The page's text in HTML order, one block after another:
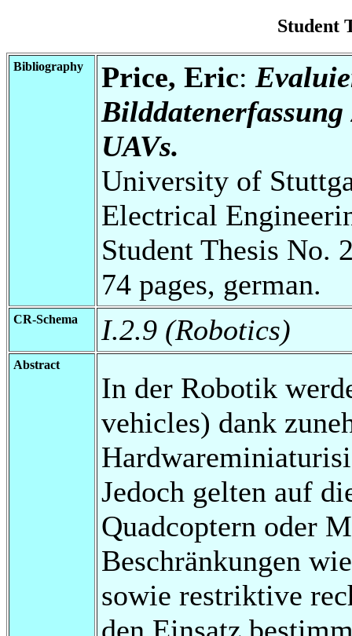
Student
Bibliography Price, Eric:
UAVs.
University of
Electrical
Student Thesis No.
74 pages, german.
CR-Schema I.2.9 (Robotics)
Abstract
In der Robotik
vehicles) dank
Jedoch gelten auf
Quadcoptern oder
Beschränkungen
sowie restriktive